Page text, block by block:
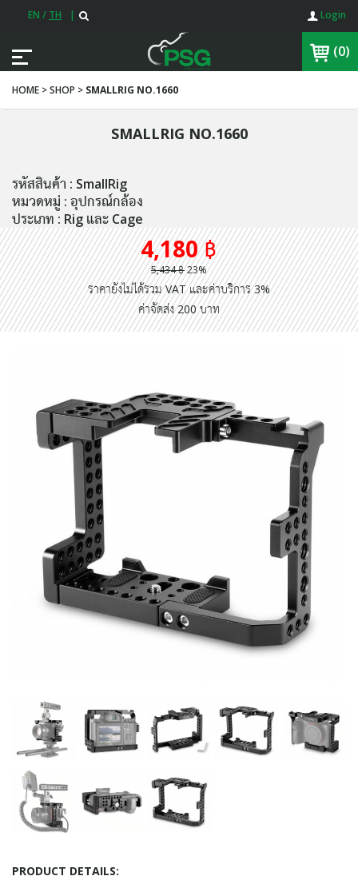
EN / TH | Login
(0)
HOME > SHOP > SMALLRIG NO.1660
SMALLRIG NO.1660
รหัสสินค้า : SmallRig
หมวดหมู่ : อุปกรณ์กล้อง
ประเภท : Rig และ Cage
4,180 ฿
5,434 ฿23%
ราคายังไม่ได้รวม VAT และค่าบริการ 3%
ค่าจัดส่ง 200 บาท
PRODUCT DETAILS: